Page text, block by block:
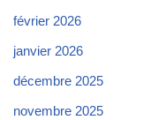
février 2026
janvier 2026
décembre 2025
novembre 2025